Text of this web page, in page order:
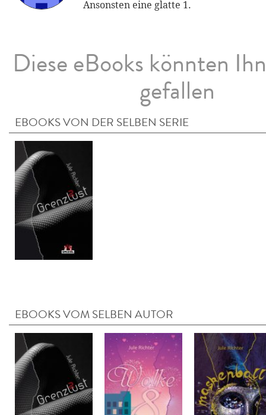
Ansonsten eine glatte 1.
Diese eBooks könnten
gefallen
EBOOKS VON DER SELBEN SERIE
EBOOKS VOM SELBEN AUTOR